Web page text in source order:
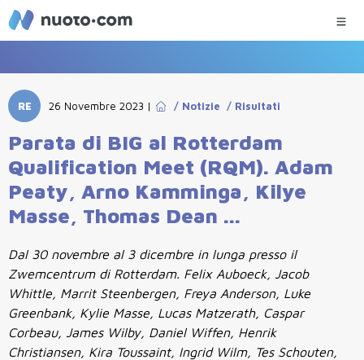
RE 26 Novembre 2023 | / Notizie / Risultati
Parata di BIG al Rotterdam
Qualification Meet (RQM). Adam
Peaty, Arno Kamminga, Kilye
Masse, Thomas Dean ...
Dal 30 novembre al 3 dicembre in lunga presso il
Zwemcentrum di Rotterdam. Felix Auboeck, Jacob
Whittle, Marrit Steenbergen, Freya Anderson, Luke
Greenbank, Kylie Masse, Lucas Matzerath, Caspar
Corbeau, James Wilby, Daniel Wiffen, Henrik
Christiansen, Kira Toussaint, Ingrid Wilm, Tes Schouten,